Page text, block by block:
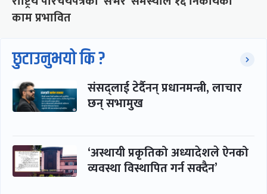
काम प्रभावित
छुटाउनुभयो कि ?
संसद्लाई टेर्दैनन् प्रधानमन्त्री, लाचार
छन् सभामुख
‘अस्थायी प्रकृतिको अध्यादेशले ऐनको
व्यवस्था विस्थापित गर्न सक्दैन’